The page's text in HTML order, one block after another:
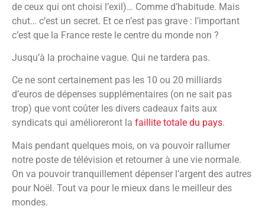
de ceux qui ont choisi l’exil)… Comme d’habitude. Mais
chut… c’est un secret. Et ce n’est pas grave : l’important
c’est que la France reste le centre du monde non ?
Jusqu’à la prochaine vague. Qui ne tardera pas.
Ce ne sont certainement pas les 10 ou 20 milliards
d’euros de dépenses supplémentaires (on ne sait pas
trop) que vont coûter les divers cadeaux faits aux
syndicats qui amélioreront la faillite totale du pays.
Mais pendant quelques mois, on va pouvoir rallumer
notre poste de télévision et retourner à une vie normale.
On va pouvoir tranquillement dépenser l’argent des autres
pour Noël. Tout va pour le mieux dans le meilleur des
mondes.